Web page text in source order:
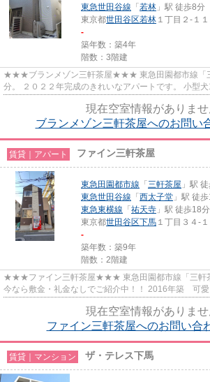
東急世田谷線 「 若林 」駅 徒歩8分
東京都世田谷区若林 １丁目２-１１
-
築年数：築4年
階数：3階建
★★★ブランメゾン三軒茶屋★★★ 東急田園都市線「
分。 ２０２２年完成のきれいなアパートです。 小型
現在空室情報がありませ
ブランメゾン三軒茶屋へのお問い
賃貸｜アパート ファイン三軒茶屋
東急田園都市線 「 三軒茶屋 」駅
東急世田谷線 「 西太子堂 」駅 徒
東急東横線 「 祐天寺 」駅 徒歩18分
東京都世田谷区下馬 １丁目３４-１
-
築年数：築9年
階数：2階建
★★★ファイン三軒茶屋★★★ 東急田園都市線「三軒茶
今なら敷金・礼金なしでご紹介中！！ 2016年築 可
現在空室情報がありませ
ファイン三軒茶屋へのお問い合
賃貸｜マンション ザ・テレス下馬